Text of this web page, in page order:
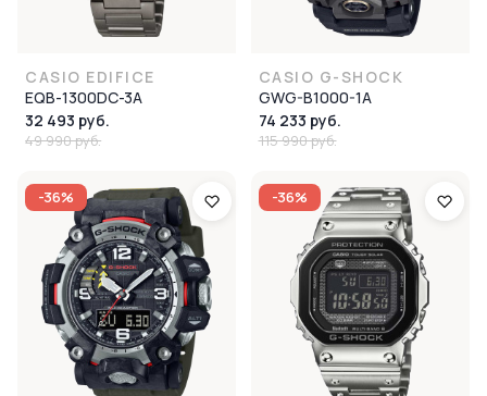
CASIO EDIFICE
EQB-1300DC-3A
32 493 руб.
49 990 руб.
CASIO G-SHOCK
GWG-B1000-1A
74 233 руб.
115 990 руб.
-36% -36%